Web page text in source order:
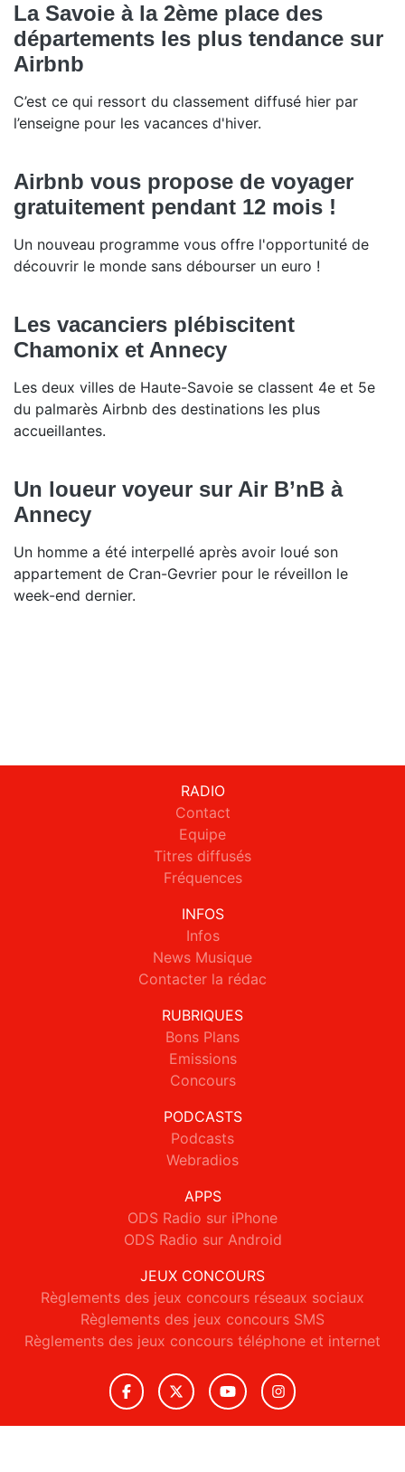
La Savoie à la 2ème place des
départements les plus tendance sur
Airbnb
C’est ce qui ressort du classement diffusé hier par
l’enseigne pour les vacances d'hiver.
Airbnb vous propose de voyager
gratuitement pendant 12 mois !
Un nouveau programme vous offre l'opportunité de
découvrir le monde sans débourser un euro !
Les vacanciers plébiscitent
Chamonix et Annecy
Les deux villes de Haute-Savoie se classent 4e et 5e
du palmarès Airbnb des destinations les plus
accueillantes.
Un loueur voyeur sur Air B’nB à
Annecy
Un homme a été interpellé après avoir loué son
appartement de Cran-Gevrier pour le réveillon le
week-end dernier.
RADIO
Contact
Equipe
Titres diffusés
Fréquences
INFOS
Infos
News Musique
Contacter la rédac
RUBRIQUES
Bons Plans
Emissions
Concours
PODCASTS
Podcasts
Webradios
APPS
ODS Radio sur iPhone
ODS Radio sur Android
JEUX CONCOURS
Règlements des jeux concours réseaux sociaux
Règlements des jeux concours SMS
Règlements des jeux concours téléphone et internet